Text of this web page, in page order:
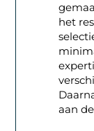
het
aan